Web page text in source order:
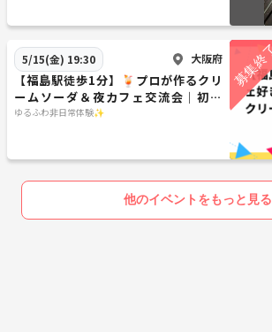
5/15(金) 19:30 大阪府
【福島駅徒歩1分】🍹プロが作るクリ
ームソーダ＆夜カフェ交流会｜初参
加・一人参加歓迎！
ゆるふわ非日常体験✨
他のイベントをもっと見る